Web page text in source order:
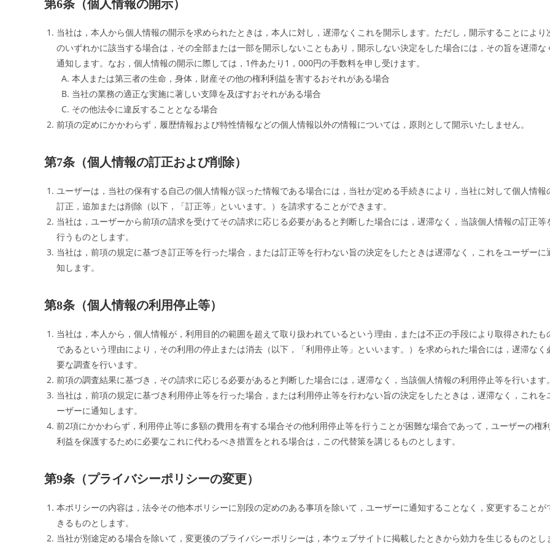
第6条（個人情報の開示）
当社は，本人から個人情報の開示を求められたときは，本人に対し，遅滞なくこれを開示します。ただし，開示することにより
のいずれかに該当する場合は，その全部または一部を開示しないこともあり，開示しない決定をした場合には，その旨を遅滞な
通知します。なお，個人情報の開示に際しては，1件あたり1，000円の手数料を申し受けます。
本人または第三者の生命，身体，財産その他の権利利益を害するおそれがある場合
当社の業務の適正な実施に著しい支障を及ぼすおそれがある場合
その他法令に違反することとなる場合
前項の定めにかかわらず，履歴情報および特性情報などの個人情報以外の情報については，原則として開示いたしません。
第7条（個人情報の訂正および削除）
ユーザーは，当社の保有する自己の個人情報が誤った情報である場合には，当社が定める手続きにより，当社に対して個人情報
訂正，追加または削除（以下，「訂正等」といいます。）を請求することができます。
当社は，ユーザーから前項の請求を受けてその請求に応じる必要があると判断した場合には，遅滞なく，当該個人情報の訂正等
行うものとします。
当社は，前項の規定に基づき訂正等を行った場合，または訂正等を行わない旨の決定をしたときは遅滞なく，これをユーザーに
知します。
第8条（個人情報の利用停止等）
当社は，本人から，個人情報が，利用目的の範囲を超えて取り扱われているという理由，または不正の手段により取得されたも
であるという理由により，その利用の停止または消去（以下，「利用停止等」といいます。）を求められた場合には，遅滞なく
要な調査を行います。
前項の調査結果に基づき，その請求に応じる必要があると判断した場合には，遅滞なく，当該個人情報の利用停止等を行います。
当社は，前項の規定に基づき利用停止等を行った場合，または利用停止等を行わない旨の決定をしたときは，遅滞なく，これを
ーザーに通知します。
前2項にかかわらず，利用停止等に多額の費用を有する場合その他利用停止等を行うことが困難な場合であって，ユーザーの権利
利益を保護するために必要なこれに代わるべき措置をとれる場合は，この代替策を講じるものとします。
第9条（プライバシーポリシーの変更）
本ポリシーの内容は，法令その他本ポリシーに別段の定めのある事項を除いて，ユーザーに通知することなく，変更することが
きるものとします。
当社が別途定める場合を除いて，変更後のプライバシーポリシーは，本ウェブサイトに掲載したときから効力を生じるものとし